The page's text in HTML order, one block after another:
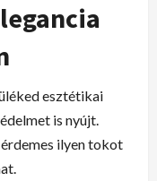
esztétikai
is nyújt.
ilyen tokot